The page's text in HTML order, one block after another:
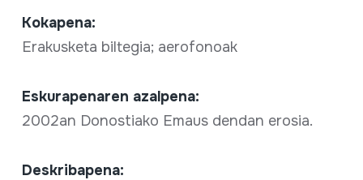
Kokapena:
Erakusketa biltegia; aerofonoak
Eskurapenaren azalpena:
2002an Donostiako Emaus dendan erosia.
Deskribapena: